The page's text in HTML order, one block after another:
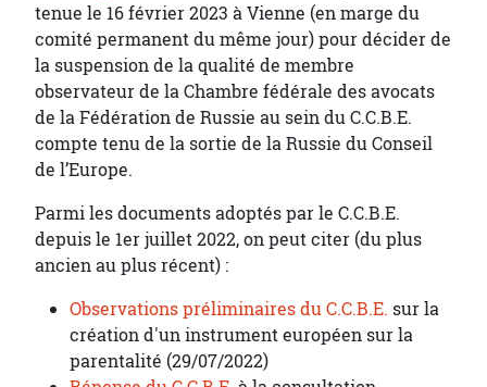
tenue le 16 février 2023 à Vienne (en marge du
comité permanent du même jour) pour décider de
la suspension de la qualité de membre
observateur de la Chambre fédérale des avocats
de la Fédération de Russie au sein du C.C.B.E.
compte tenu de la sortie de la Russie du Conseil
de l’Europe.
Parmi les documents adoptés par le C.C.B.E.
depuis le 1er juillet 2022, on peut citer (du plus
ancien au plus récent) :
Observations préliminaires du C.C.B.E. sur la
création d'un instrument européen sur la
parentalité (29/07/2022)